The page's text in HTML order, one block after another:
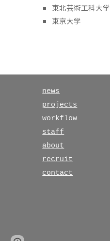
東北芸術工科大学
東京大学
news
projects
workflow
staff
about
recruit
contact